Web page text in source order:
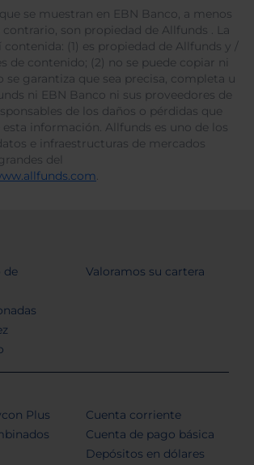
se muestran en EBN Banco, a menos
son propiedad de Allfunds . La
(1) es propiedad de Allfunds y /
de contenido; (2) no se puede copiar ni
se garantiza que sea precisa, completa u
ni EBN Banco ni sus proveedores de
de los daños o pérdidas que
esta información. Allfunds es uno de los
e infraestructuras de mercados
del
.
de
Valoramos su cartera
Plus
Cuenta corriente
Cuenta de pago básica
Depósitos en dólares